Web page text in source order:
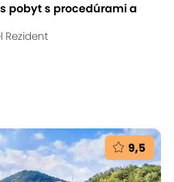
pobyt s procedúrami a
Rezident
9,5